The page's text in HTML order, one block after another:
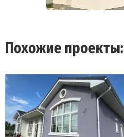
Похожие проекты: